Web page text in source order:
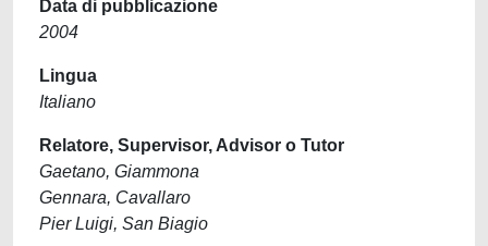
Data di pubblicazione
2004
Lingua
Italiano
Relatore, Supervisor, Advisor o Tutor
Gaetano, Giammona
Gennara, Cavallaro
Pier Luigi, San Biagio